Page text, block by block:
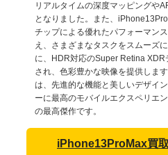
リアルタイムの深度マッピングや
となりました。また、
チップによる優れたパフォーマン
え、さまざまなタスクをスムーズ
に、HDR対応のSuper Retina XDR
され、色彩豊かな映像を提供します
は、先進的な機能と美しいデザイ
ーに最高のモバイルエクスペリエ
の最高傑作です。
iPhone13ProMax買